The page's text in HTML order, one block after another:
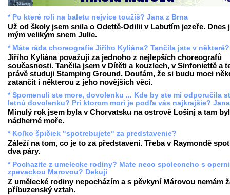
* Po které roli na baletu nejvíce toužíš? Jana z Brna
Už od školy jsem snila o Odettě-Odilii v Labutím jezeře. Dnes
mým velikým snem Julie.
* Máte ráda choreografie Jiřího Kyliána? Tančila jste v některé?
Jiřího Kyliána považuji za jednoho z nejlepších choreografů
současnosti. Tančila jsem v Dítěti a kouzlech, v Sinfoniettě a
právě studuji Stamping Ground. Doufám, že si budu moci
zatančit i některou z jeho novějších věcí.
* Spomenuli ste more, dovolenku ... Kde by ste mi odporučila
letnú dovolenku? Pri ktorom mori je podľa vás najkrajšie?
Minulý rok jsem byla v Chorvatsku na ostrově Lošinj a tam
nádherné moře.
* Koľko špičiek "spotrebujete" za predstavenie?
Záleží na tom, co je to za představení. Třeba v Raymondě
dva páry.
* Pochazite z umelecke rodiny? Mate neco spolecneho s operni
zpevackou Marovou? Dekuji
Z umělecké rodiny nepocházím a s pěvkyní Márovou nemám
příbuzenský vztah.